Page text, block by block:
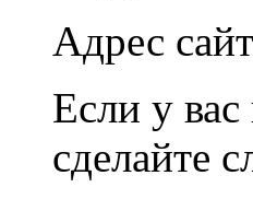
Адрес
Если у вас
сделайте